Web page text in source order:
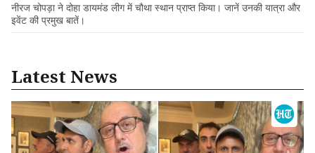
नीरज चोपड़ा ने दोहा डायमंड लीग में चौथा स्थान प्राप्त किया। जानें उनकी यात्रा और
इवेंट की प्रमुख बातें।
Latest News